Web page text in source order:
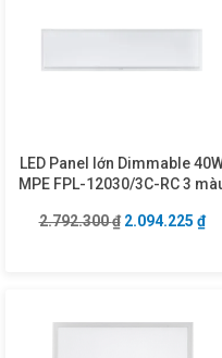
LED Panel lớn Dimmable
MPE FPL-12030/3C-RC 3
2.792.300₫ Giá gốc là:
2.094.225 ₫